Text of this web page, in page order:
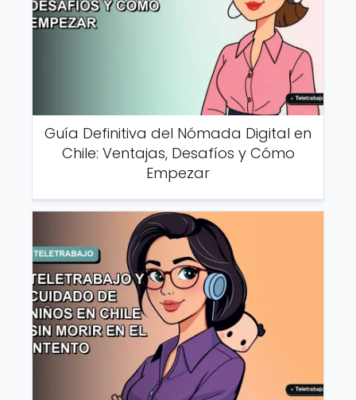
Guía Definitiva del Nómada Digital en
Chile: Ventajas, Desafíos y Cómo
Empezar